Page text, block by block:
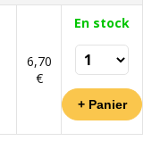
6,70
€
En stock